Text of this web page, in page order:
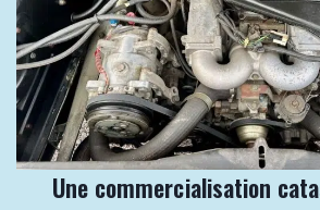
Une commercialisation